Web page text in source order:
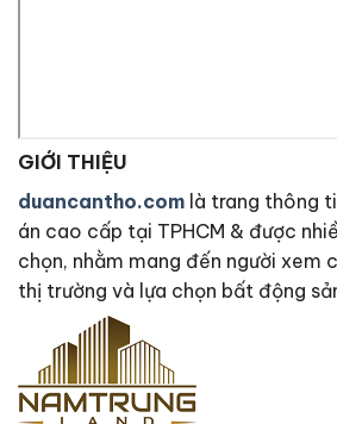
GIỚI THIỆU
duancantho.com là trang thông
án cao cấp tại TPHCM & được
chọn, nhằm mang đến người xem
thị trường và lựa chọn bất động